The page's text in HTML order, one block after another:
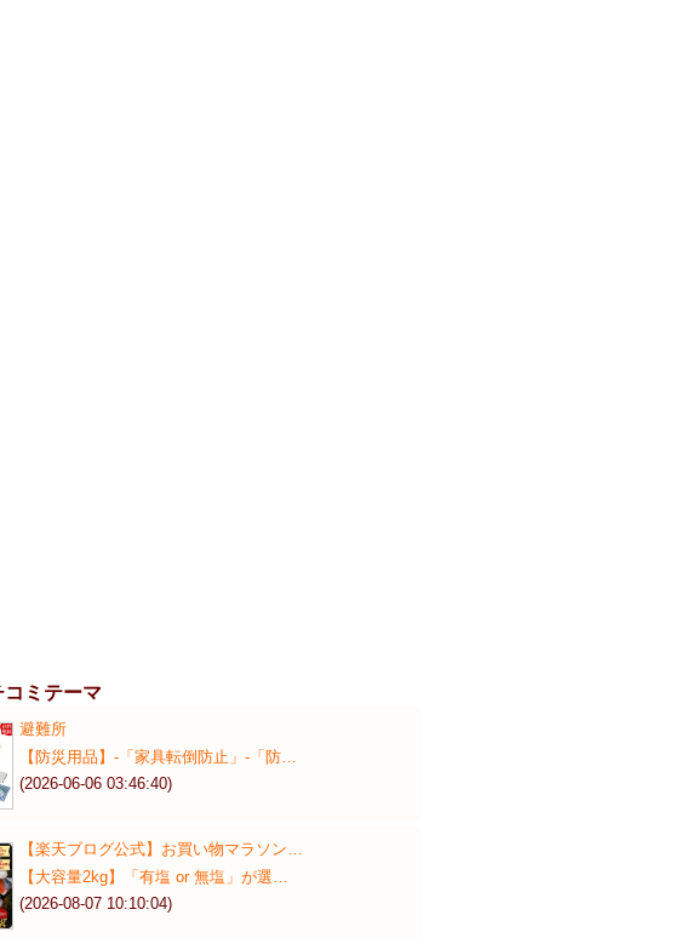
コミテーマ
避難所
【防災用品】‐「家具転倒防止」‐「防…
(2026-06-06 03:46:40)
【楽天ブログ公式】お買い物マラソン…
【大容量2kg】「有塩 or 無塩」が選…
(2026-08-07 10:10:04)